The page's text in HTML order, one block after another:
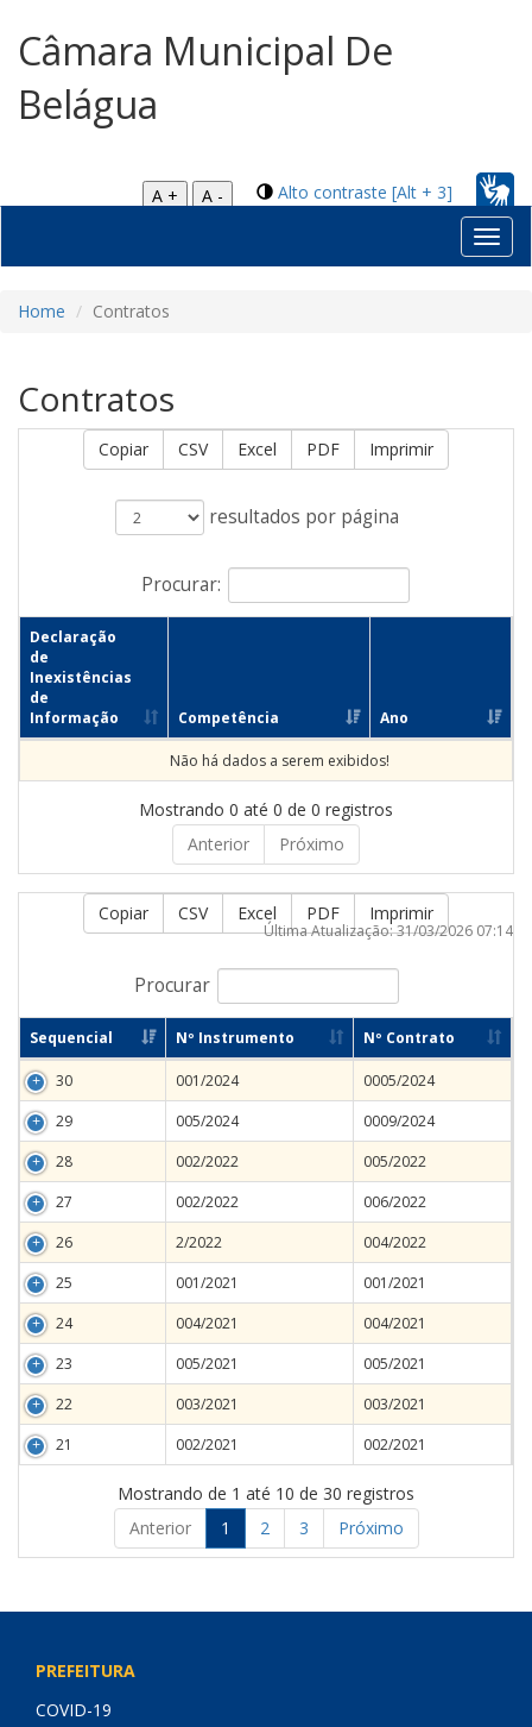
Câmara Municipal De
Belágua
Alto contraste [Alt + 3]
A +
A -
Home Contratos
Contratos
Copiar CSV Excel PDF Imprimir
resultados por página
Procurar:
Declaração
de
Inexistências
de
Informação
Competência Ano
Não há dados a serem exibidos!
Mostrando 0 até 0 de 0 registros
Anterior
Próximo
Copiar CSV Excel PDF Imprimir
Procurar
Última Atualização: 31/03/2026 07:14
Sequencial Nº Instrumento Nº Contrato
30 001/2024
0005/2024
29
005/2024
0009/2024
28
002/2022
005/2022
27
002/2022
006/2022
26
2/2022
004/2022
25
001/2021
001/2021
24
004/2021
004/2021
23
005/2021
005/2021
22
003/2021
003/2021
21
002/2021 002/2021
Mostrando de 1 até 10 de 30 registros
Anterior
1 2 3 Próximo
PREFEITURA
COVID-19